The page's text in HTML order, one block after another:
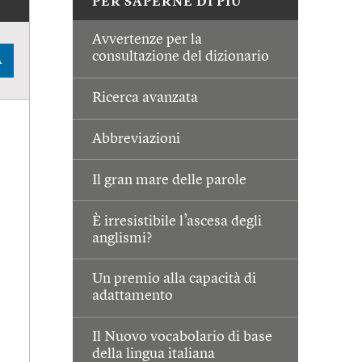
Avvertenze per la
consultazione del dizionario
Ricerca avanzata
Abbreviazioni
Il gran mare delle parole
È irresistibile l’ascesa degli
anglismi?
Un premio alla capacità di
adattamento
Il Nuovo vocabolario di base
della lingua italiana